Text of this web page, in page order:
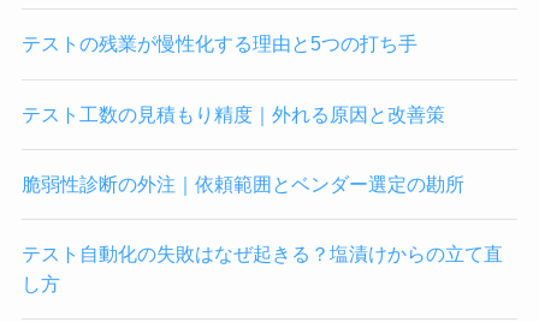
テストの残業が慢性化する理由と5つの打ち手
テスト工数の見積もり精度｜外れる原因と改善策
脆弱性診断の外注｜依頼範囲とベンダー選定の勘所
テスト自動化の失敗はなぜ起きる？塩漬けからの立て直
し方